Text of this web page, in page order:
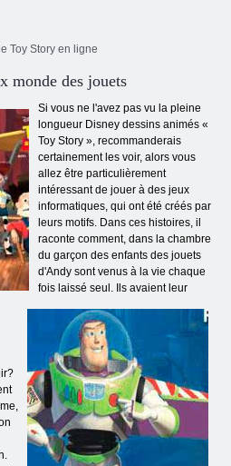
Toy Story en ligne
monde des jouets
Si vous ne l'avez pas vu la pleine
longueur Disney dessins animés «
Toy Story », recommanderais
certainement les voir, alors vous
allez être particulièrement
intéressant de jouer à des jeux
informatiques, qui ont été créés par
leurs motifs. Dans ces histoires, il
raconte comment, dans la chambre
du garçon des enfants des jouets
d'Andy sont venus à la vie chaque
fois laissé seul. Ils avaient leur